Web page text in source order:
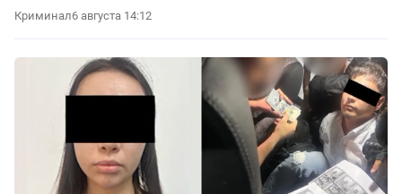
Криминал6 августа 14:12